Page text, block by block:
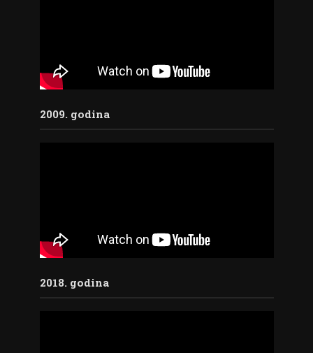
2009. godina
2018. godina